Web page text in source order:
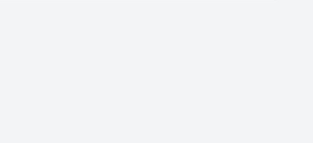
giúp tiết kiệm năng lượng. Với hệ thống lọc khí chất lượng